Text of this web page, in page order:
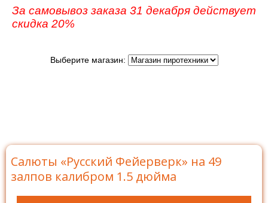
За самовывоз заказа 31 декабря действует
скидка 20%
Выберите магазин:
Салюты «Русский Фейерверк» на 49
залпов калибром 1.5 дюйма